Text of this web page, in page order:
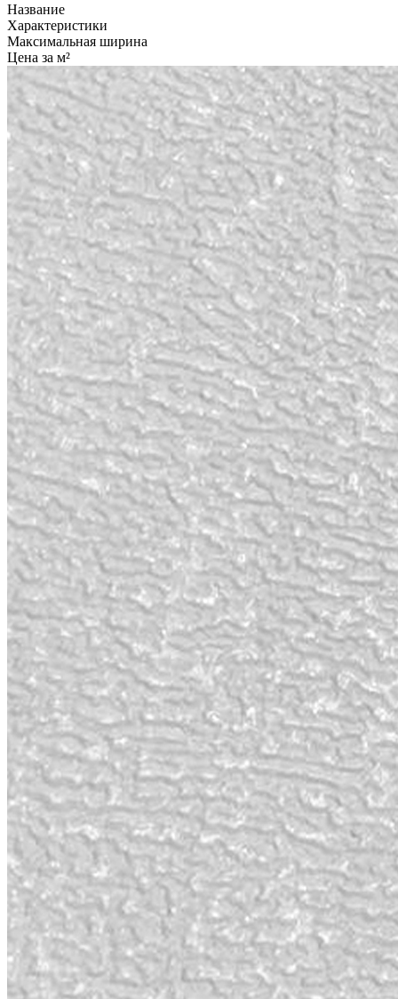
Название
Характеристики
Максимальная ширина
Цена за м²